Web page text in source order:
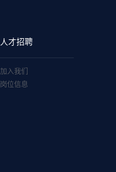
人才招聘
加入我们
岗位信息